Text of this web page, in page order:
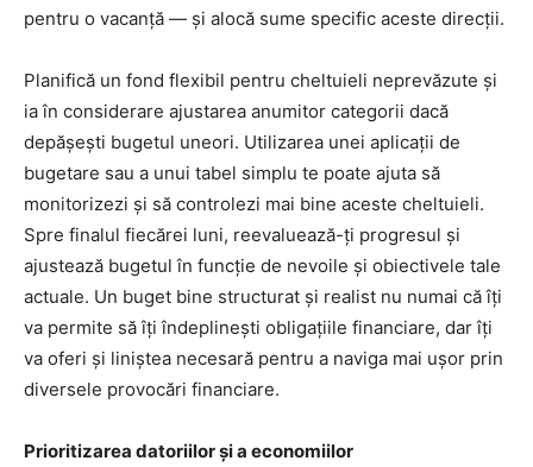
pentru o vacanță — și alocă sume specific aceste direcții.
Planifică un fond flexibil pentru cheltuieli neprevăzute și
ia în considerare ajustarea anumitor categorii dacă
depășești bugetul uneori. Utilizarea unei aplicații de
bugetare sau a unui tabel simplu te poate ajuta să
monitorizezi și să controlezi mai bine aceste cheltuieli.
Spre finalul fiecărei luni, reevaluează-ți progresul și
ajustează bugetul în funcție de nevoile și obiectivele tale
actuale. Un buget bine structurat și realist nu numai că îți
va permite să îți îndeplinești obligațiile financiare, dar îți
va oferi și liniștea necesară pentru a naviga mai ușor prin
diversele provocări financiare.
Prioritizarea datoriilor și a economiilor